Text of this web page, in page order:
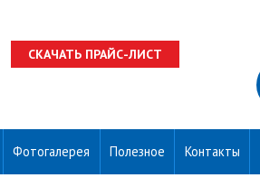
СКАЧАТЬ ПРАЙС-ЛИСТ
Фотогалерея Полезное Контакты